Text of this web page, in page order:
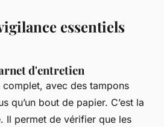
essentiels
d'entretien
complet, avec des tampons
qu’un bout de papier. C’est la
Il permet de vérifier que les